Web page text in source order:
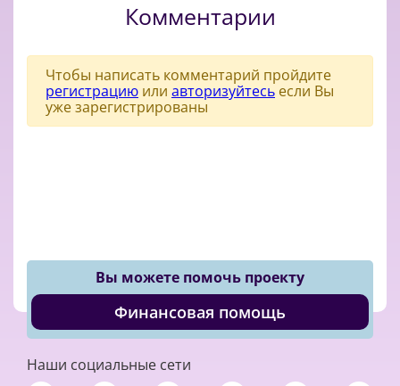
Комментарии
Чтобы написать комментарий пройдите
регистрацию или авторизуйтесь если Вы
уже зарегистрированы
Вы можете помочь проекту
Финансовая помощь
Наши социальные сети